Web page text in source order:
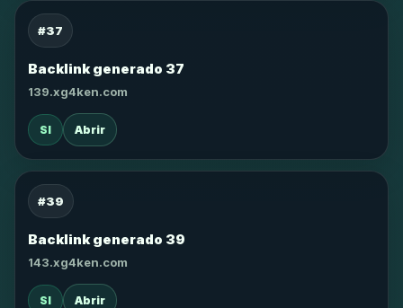
#37
Backlink generado 37
139.xg4ken.com
SI Abrir
#39
Backlink generado 39
143.xg4ken.com
SI Abrir